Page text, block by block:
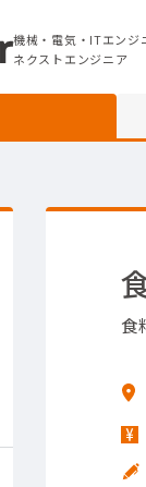
機械・電気・ITエンジ
ネクストエンジニア
食